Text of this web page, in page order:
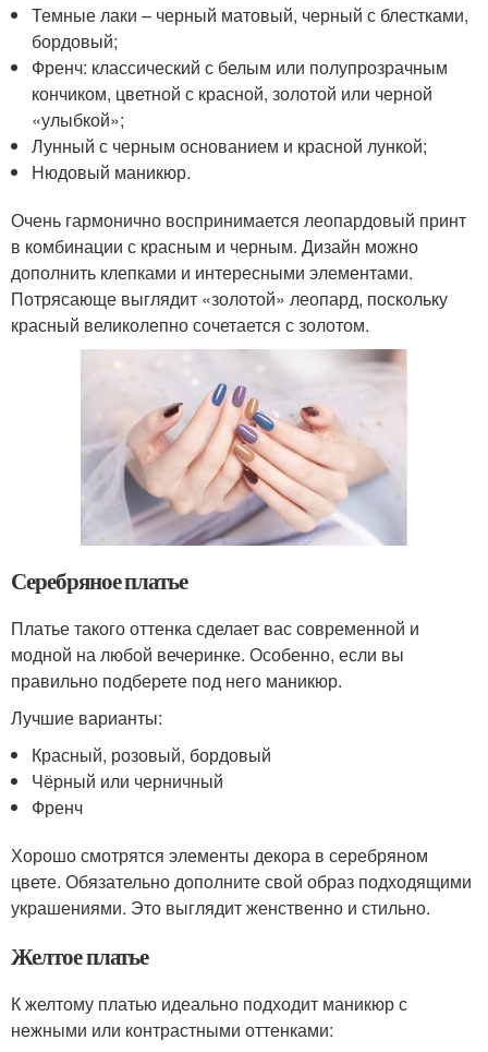
Темные лаки – черный матовый, черный с блестками,
бордовый;
Френч: классический с белым или полупрозрачным
кончиком, цветной с красной, золотой или черной
«улыбкой»;
Лунный с черным основанием и красной лункой;
Нюдовый маникюр.
Очень гармонично воспринимается леопардовый принт
в комбинации с красным и черным. Дизайн можно
дополнить клепками и интересными элементами.
Потрясающе выглядит «золотой» леопард, поскольку
красный великолепно сочетается с золотом.
Серебряное платье
Платье такого оттенка сделает вас современной и
модной на любой вечеринке. Особенно, если вы
правильно подберете под него маникюр.
Лучшие варианты:
Красный, розовый, бордовый
Чёрный или черничный
Френч
Хорошо смотрятся элементы декора в серебряном
цвете. Обязательно дополните свой образ подходящими
украшениями. Это выглядит женственно и стильно.
Желтое платье
К желтому платью идеально подходит маникюр с
нежными или контрастными оттенками: